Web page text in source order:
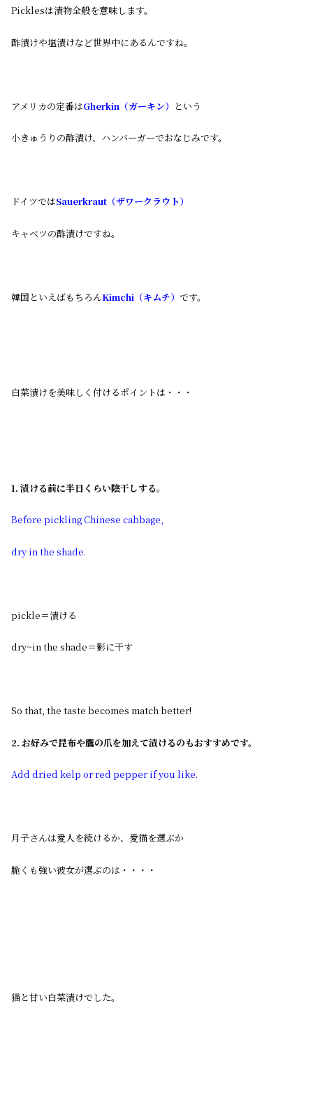
Picklesは漬物全般を意味します。
酢漬けや塩漬けなど世界中にあるんですね。
アメリカの定番はGherkin（ガーキン） という
小きゅうりの酢漬け、ハンバーガーでおなじみです。
ドイツではSauerkraut（ザワークラウト）
キャベツの酢漬けですね。
韓国といえばもちろんKimchi（キムチ） です。
白菜漬けを美味しく付けるポイントは・・・
1. 漬ける前に半日くらい陰干しする。
Before pickling Chinese cabbage,
dry in the shade.
pickle＝漬ける
dry~in the shade＝影に干す
So that, the taste becomes match better!
2. お好みで昆布や鷹の爪を加えて漬けるのもおすすめです。
Add dried kelp or red pepper if you like.
月子さんは愛人を続けるか、愛猫を選ぶか
脆くも強い彼女が選ぶのは・・・・
猫と甘い白菜漬けでした。